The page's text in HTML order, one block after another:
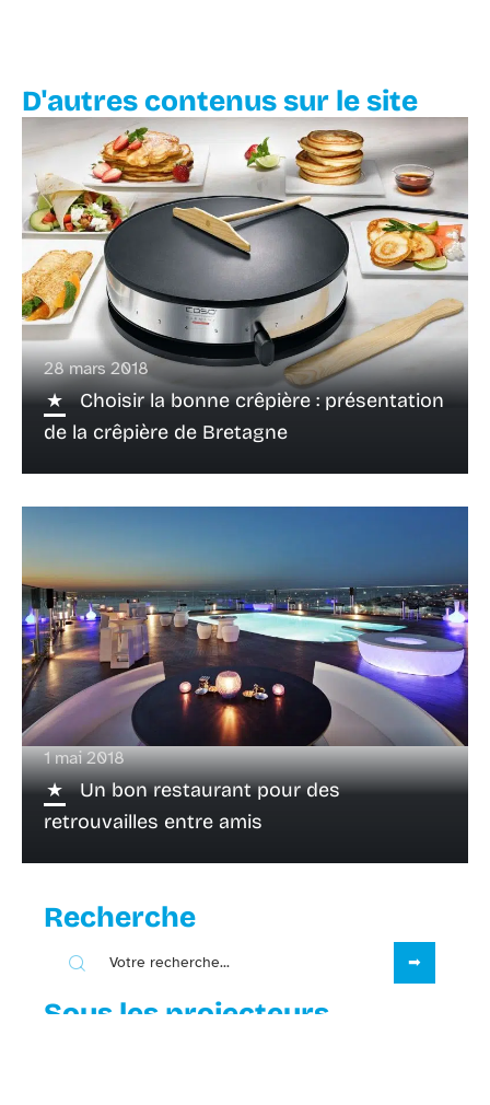
D'autres contenus sur le site
28 mars 2018
Choisir la bonne crêpière : présentation
de la crêpière de Bretagne
1 mai 2018
Un bon restaurant pour des
retrouvailles entre amis
Recherche
Sous les projecteurs